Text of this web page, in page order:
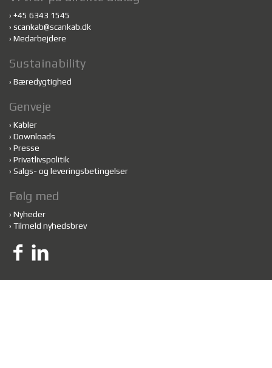
› +45 6343 1545
› scankab@scankab.dk
› Medarbejdere
Sustainability
› Bæredygtighed
Genveje
› Kabler
› Downloads
› Presse
› Privatlivspolitik
› Salgs- og leveringsbetingelser
Følg med
› Nyheder
› Tilmeld nyhedsbrev